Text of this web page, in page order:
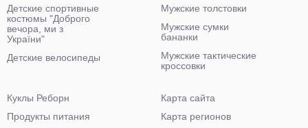
Детские спортивные
костюмы "Доброго
вечора, ми з
України"
Детские велосипеды
Мужские толстовки
Мужские сумки
бананки
Мужские тактические
кроссовки
Куклы Реборн
Продукты питания
Карта сайта
Карта регионов